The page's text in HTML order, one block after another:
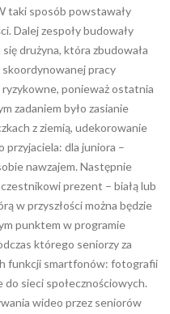
taki sposób powstawały
Dalej zespoły budowały
drużyna, która zbudowała
skoordynowanej pracy
ryzykowne, ponieważ ostatnia
zadaniem było zasianie
z ziemią, udekorowanie
przyjaciela: dla juniora –
nawzajem. Następnie
prezent – białą lub
w przyszłości można będzie
punktem w programie
którego seniorzy za
funkcji smartfonów: fotografii
do sieci społecznościowych.
wideo przez seniorów